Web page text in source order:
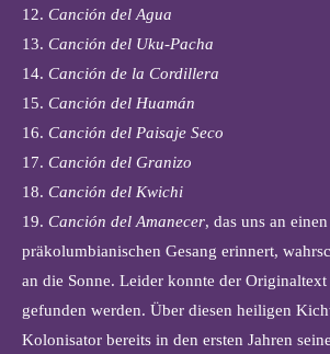
12. Canción del Agua
13. Canción del Uku-Pacha
14. Canción de la Cordillera
15. Canción del Huamán
16. Canción del Paisaje Seco
17. Canción del Granizo
18. Canción del Kwichi
19. Canción del Amanecer, das uns an
präkolumbianischen Gesang erinnert,
an die Sonne. Leider konnte der
gefunden werden. Über diesen heiligen
Kolonisator bereits in den ersten Jahren